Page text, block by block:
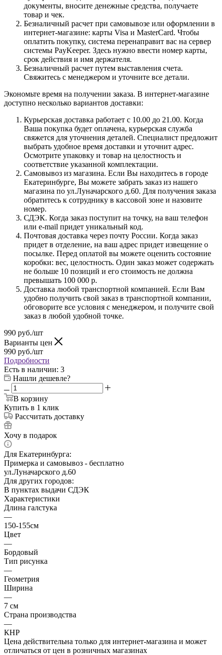
документы, вносите денежные средства, получаете
товар и чек.
Безналичный расчет при самовывозе или оформлении в
интернет-магазине: карты Visa и MasterCard. Чтобы
оплатить покупку, система перенаправит вас на сервер
системы PayKeeper. Здесь нужно ввести номер карты,
срок действия и имя держателя.
Безналичный расчет путем выставления счета.
Свяжитесь с менеджером и уточните все детали.
Экономьте время на получении заказа. В интернет-магазине
доступно несколько вариантов доставки:
Курьерская доставка работает с 10.00 до 21.00. Когда
Ваша покупка будет оплачена, курьерская служба
свяжется для уточнения деталей. Специалист предложит
выбрать удобное время доставки и уточнит адрес.
Осмотрите упаковку и товар на целостность и
соответствие указанной комплектации.
Самовывоз из магазина. Если Вы находитесь в городе
Екатеринбурге, Вы можете забрать заказ из нашего
магазина по ул.Луначарского д.60. Для получения заказа
обратитесь к сотруднику в кассовой зоне и назовите
номер.
СДЭК. Когда заказ поступит на точку, на ваш телефон
или e-mail придет уникальный код.
Почтовая доставка через почту России. Когда заказ
придет в отделение, на ваш адрес придет извещение о
посылке. Перед оплатой вы можете оценить состояние
коробки: вес, целостность. Один заказ может содержать
не больше 10 позиций и его стоимость не должна
превышать 100 000 р.
Доставка любой транспортной компанией. Если Вам
удобно получить свой заказ в транспортной компании,
обговорите все условия с менеджером, и получите свой
заказ в любой удобной точке.
990 руб./шт
Варианты цен
990 руб./шт
Подробности
Есть в наличии: 3
Нашли дешевле?
В корзину
Купить в 1 клик
Рассчитать доставку
Хочу в подарок
Для Екатеринбурга:
Примерка и самовывоз - бесплатно
ул.Луначарского д.60
Для других городов:
В пунктах выдачи СДЭК
Характеристики
Длина галстука
—
150-155см
Цвет
—
Бордовый
Тип рисунка
—
Геометрия
Ширина
—
7 см
Страна производства
—
КНР
Цена действительна только для интернет-магазина и может
отличаться от цен в розничных магазинах